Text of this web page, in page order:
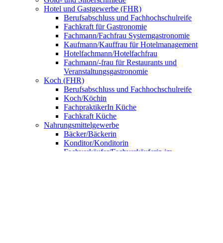
Hotel und Gastgewerbe (FHR)
Berufsabschluss und Fachhochschulreife
Fachkraft für Gastronomie
Fachmann/Fachfrau Systemgastronomie
Kaufmann/Kauffrau für Hotelmanagement
Hotelfachmann/Hotelfachfrau
Fachmann/-frau für Restaurants und
Veranstaltungsgastronomie
Koch (FHR)
Berufsabschluss und Fachhochschulreife
Koch/Köchin
FachpraktikerIn Küche
Fachkraft Küche
Nahrungsmittelgewerbe
Bäcker/Bäckerin
Konditor/Konditorin
Fachverkäufer/Fachverkäuferin im